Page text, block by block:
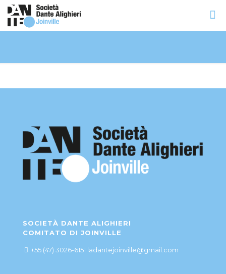
SOCIETÀ DANTE ALIGHIERI
COMITATO DI JOINVILLE
+55 (47) 3026-6151 ladantejoinville@gmail.com